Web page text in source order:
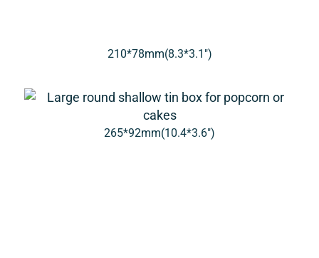
210*78mm(8.3*3.1″)
265*92mm(10.4*3.6″)